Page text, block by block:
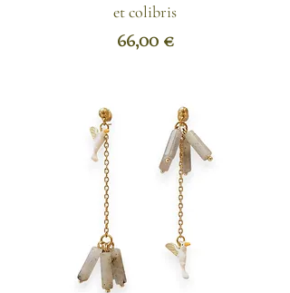
et colibris
Prix
66,00 €